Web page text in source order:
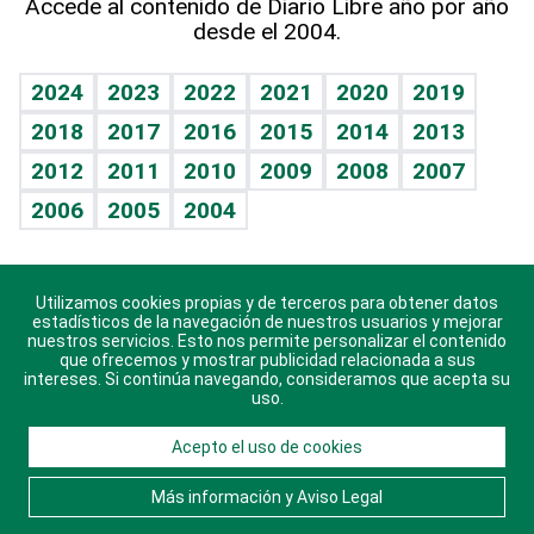
Vida y familia
Eñe
Celebrando la vida
Sin complejos
En pocas palabras
Escuchando al corazón
Economía Personal
BRV
TBT Deportivo
Más firmas
Guía del dinero
Horóscopos
Juegos
Accede al contenido de Diario Libre año por año
desde el 2004.
2024 2023 2022 2021 2020
2019
2018
2017 2016 2015 2014
2013
2012
2011 2010 2009 2008
2007
2006
2005 2004
Descarga nuestras aplicaciones para Android, iOS y
sistema Huawei.
© 2021 Diario Libre, todos los derechos reservados.
Consulta elAviso Legal. Ponte en Contacto
nosotros y conoce más sobre Diario Libre
Utilizamos cookies propias y de terceros para obtener datos
estadísticos de la navegación de nuestros usuarios y mejorar
nuestros servicios. Esto nos permite personalizar el contenido
que ofrecemos y mostrar publicidad relacionada a sus
intereses. Si continúa navegando, consideramos que acepta su
uso.
Acepto el uso de cookies
Más información y Aviso Legal